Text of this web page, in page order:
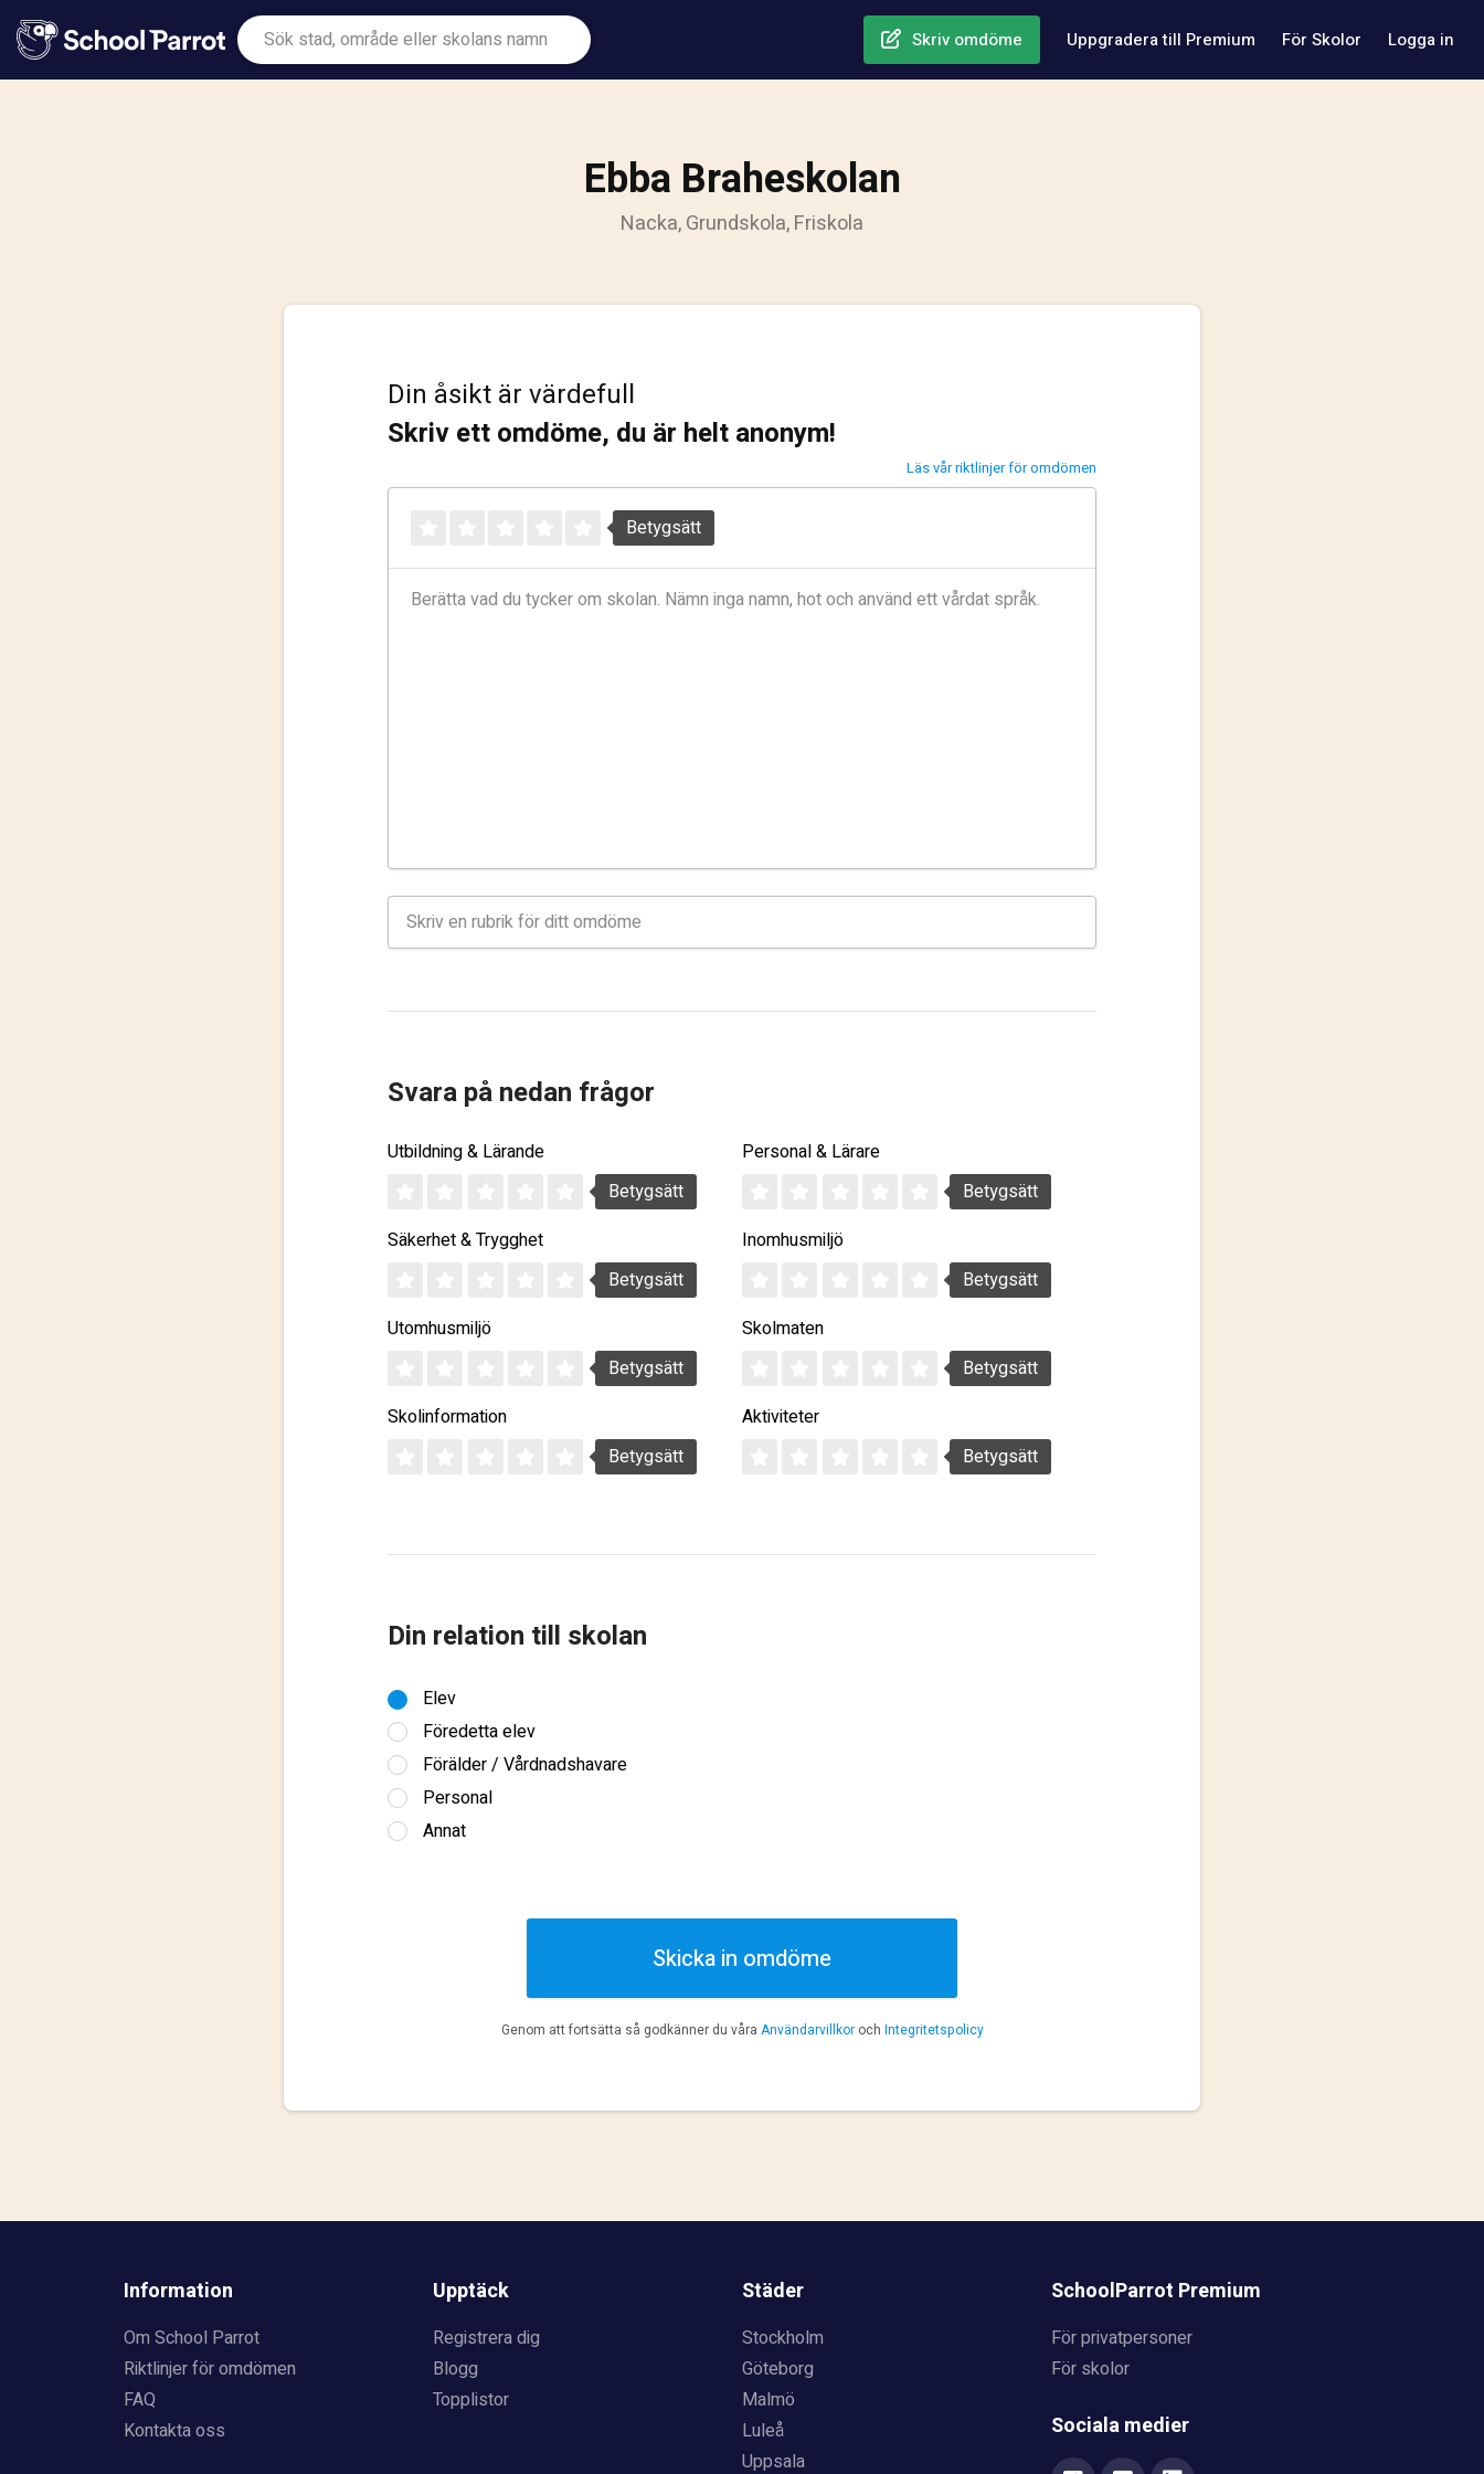
Skriv omdöme Uppgradera till Premium För Skolor Logga in
Ebba Braheskolan
Nacka, Grundskola, Friskola
Din åsikt är värdefull
Skriv ett omdöme, du är helt anonym!
Läs vår riktlinjer för omdömen
Betygsätt
Svara på nedan frågor
Utbildning & Lärande
Betygsätt
Personal & Lärare
Betygsätt
Säkerhet & Trygghet
Betygsätt
Inomhusmiljö
Betygsätt
Utomhusmiljö
Betygsätt
Skolmaten
Betygsätt
Skolinformation
Betygsätt
Aktiviteter
Betygsätt
Din relation till skolan
Elev
Föredetta elev
Förälder / Vårdnadshavare
Personal
Annat
Skicka in omdöme
Genom att fortsätta så godkänner du våra Användarvillkoroch Integritetspolicy
Information
Om School Parrot
Riktlinjer för omdömen
FAQ
Kontakta oss
Upptäck
Registrera dig
Blogg
Topplistor
Städer
Stockholm
Göteborg
Malmö
Luleå
Uppsala
SchoolParrot Premium
För privatpersoner
För skolor
Sociala medier